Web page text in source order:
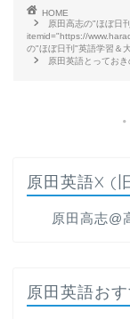
HOME
原田高志の"ほぼ日
itemid="https://
の"ほぼ日刊"英語学習＆
原田英語とっておき
原田英語X (
原田高志@
原田英語お